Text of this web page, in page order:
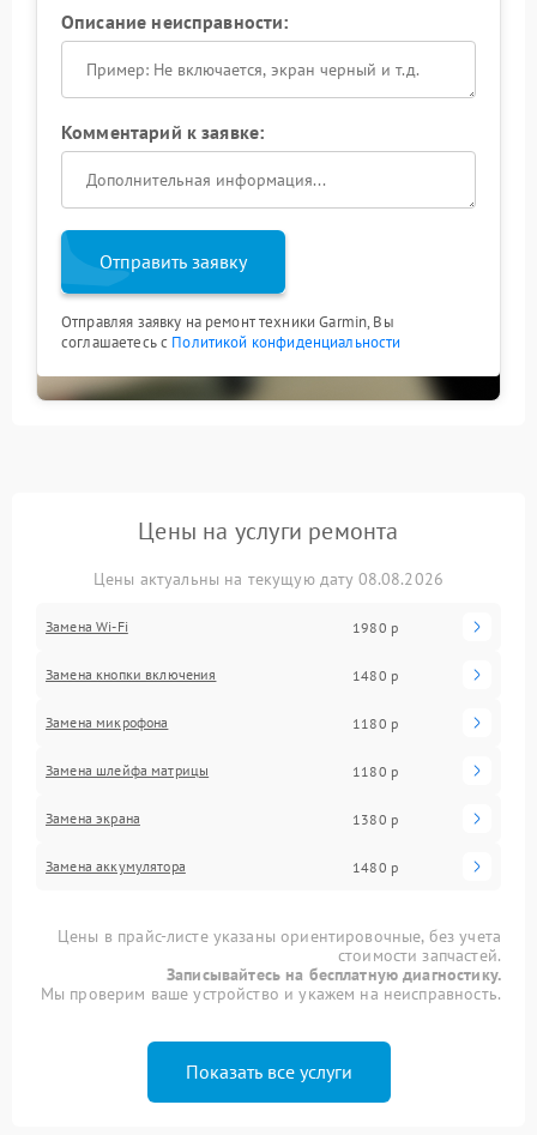
Описание неисправности:
Комментарий к заявке:
Отправить заявку
Отправляя заявку на ремонт техники Garmin, Вы
соглашаетесь с Политикой конфиденциальности
Цены на услуги ремонта
Цены актуальны на текущую дату 08.08.2026
Замена Wi-Fi 1980 р
Замена кнопки включения 1480 р
Замена микрофона 1180 р
Замена шлейфа матрицы 1180 р
Замена экрана 1380 р
Замена аккумулятора 1480 р
Цены в прайс-листе указаны ориентировочные, без учета
стоимости запчастей.
Записывайтесь на бесплатную диагностику.
Мы проверим ваше устройство и укажем на неисправность.
Показать все услуги